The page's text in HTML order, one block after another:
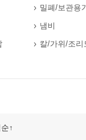
밀폐/보관용
냄비
칼/가위/조리
↑